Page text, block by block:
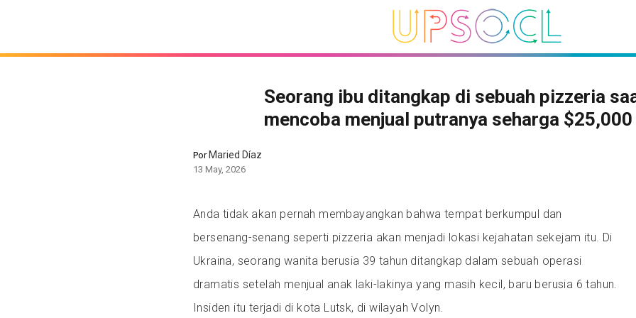
Seorang ibu ditangkap di sebuah pizzeria
mencoba menjual putranya seharga $25,000
PorMaried Díaz
13 May, 2026
Anda tidak akan pernah membayangkan bahwa tempat berkumpul dan
bersenang-senang seperti pizzeria akan menjadi lokasi kejahatan sekejam itu. Di
Ukraina, seorang wanita berusia 39 tahun ditangkap dalam sebuah operasi
dramatis setelah menjual anak laki-lakinya yang masih kecil, baru berusia 6 tahun.
Insiden itu terjadi di kota Lutsk, di wilayah Volyn.